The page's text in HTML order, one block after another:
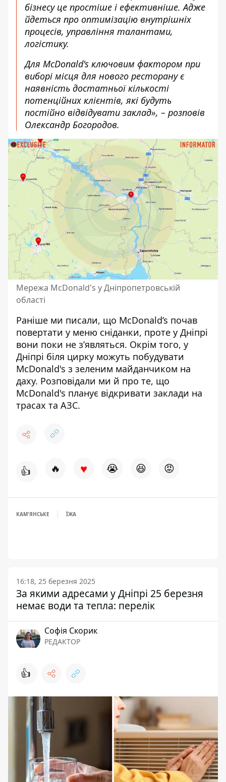
бізнесу це простіше і ефективніше. Адже
йдеться про оптимізацію внутрішніх
процесів, управління талантами,
логістику.
Для McDonald's ключовим фактором при
виборі місця для нового ресторану є
наявність достатньої кількості
потенційних клієнтів, які будуть
постійно відвідувати заклад», – розповів
Олександр Богородов.
Мережа McDonald's у Дніпропетровській
області
Раніше ми писали, що McDonald’s почав
повертати у меню сніданки, проте у Дніпрі
вони поки не з’являться. Окрім того, у
Дніпрі біля цирку можуть побудувати
McDonald's з зеленим майданчиком на
даху. Розповідали ми й про те, що
McDonald's планує відкривати заклади на
трасах та АЗС.
👍 🔥 ♥ 😭 😆 😡
КАМ'ЯНСЬКЕ ЇЖА
16:18, 25 березня 2025
За якими адресами у Дніпрі 25 березня
немає води та тепла: перелік
Софія Скорик
РЕДАКТОР
👍